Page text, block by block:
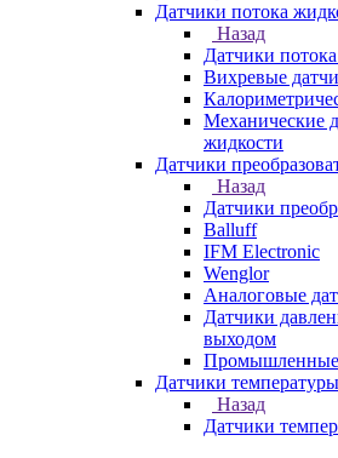
Датчики потока
Назад
Датчики
Вихревые
Механические
жидкости
Датчики
Назад
Датчики
Balluff
IFM Electronic
Wenglor
Аналоговые
Датчики
выходом
Промышленные
Датчики
Назад
Датчики